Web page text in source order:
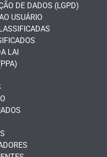
DE DADOS (LGPD)
USUÁRIO
LAI